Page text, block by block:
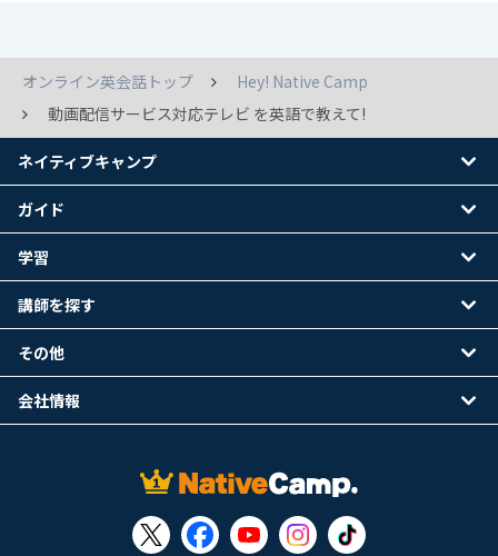
オンライン英会話トップ
Hey! Native Camp
動画配信サービス対応テレビ を英語で教えて!
ネイティブキャンプ
ガイド
学習
講師を探す
その他
会社情報